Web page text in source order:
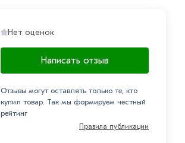
Нет оценок
Написать отзыв
Отзывы могут оставлять только те, кто
купил товар. Так мы формируем честный
рейтинг
Правила публикации